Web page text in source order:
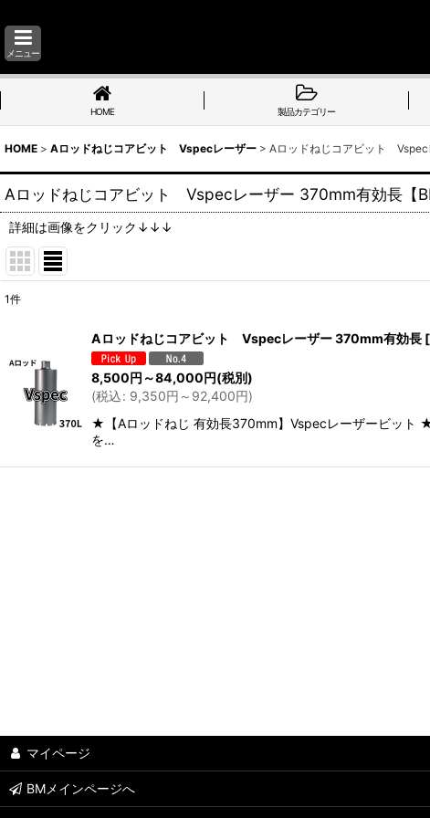
メニュー
HOME 製品カテゴリー
HOME > Aロッドねじコアビット Vspecレーザー > Aロッドねじコアビット Vspec
Aロッドねじコアビット Vspecレーザー 370mm有効長【
詳細は画像をクリック↓↓↓
並び順
1件
Aロッドねじコアビット Vspecレーザー 370mm有効長 [
8,500円 ～84,000円(税別)
(税込: 9,350円 ～92,400円)
★【Aロッドねじ 有効長370mm】Vspecレーザービット
を…
マイページ
BMメインページへ